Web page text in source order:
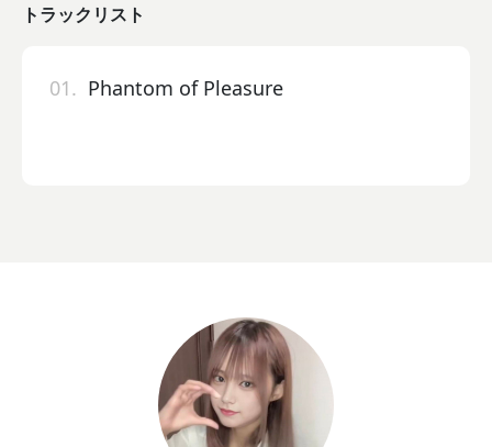
トラックリスト
01. Phantom of Pleasure